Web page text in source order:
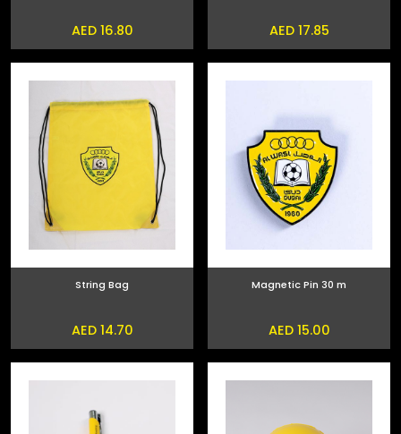
AED 17.85
AED 16.80
Magnetic Pin 30 m
AED 15.00
String Bag
AED 14.70